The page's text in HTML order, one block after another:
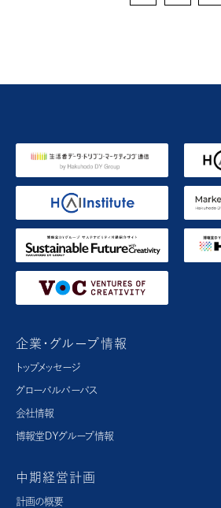
企業・グループ情報
トップメッセージ
グローバルパーパス​
会社情報
博報堂ＤＹグループ情報
中期経営計画
計画の概要